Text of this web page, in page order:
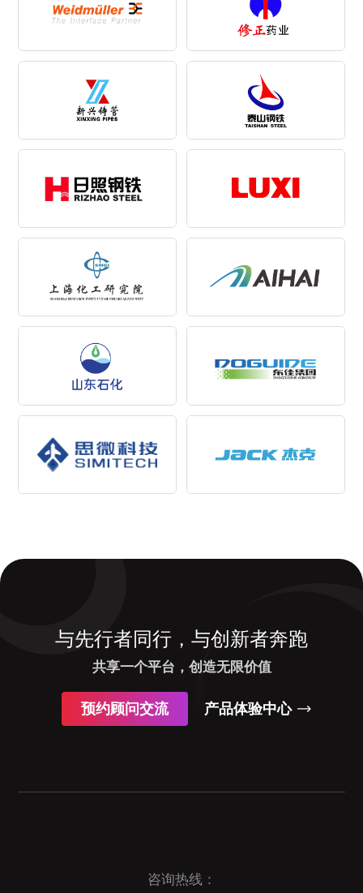
与先行者同行，与创新者奔跑
共享一个平台，创造无限价值
预约顾问交流 产品体验中心
咨询热线：